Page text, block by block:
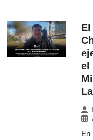
El
el
En